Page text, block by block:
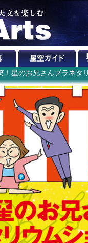
！星のお兄さんプラネタ